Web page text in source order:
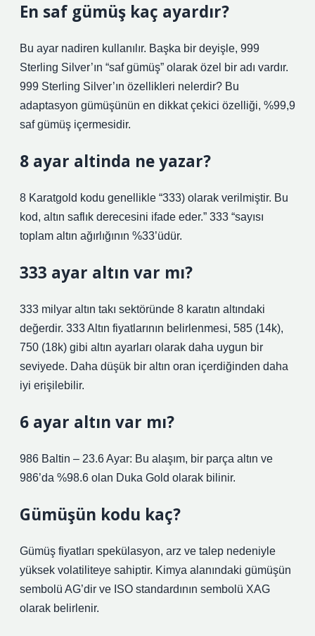
En saf gümüş kaç ayardır?
Bu ayar nadiren kullanılır. Başka bir deyişle, 999
Sterling Silver’ın “saf gümüş” olarak özel bir adı vardır.
999 Sterling Silver’ın özellikleri nelerdir? Bu
adaptasyon gümüşünün en dikkat çekici özelliği, %99,9
saf gümüş içermesidir.
8 ayar altinda ne yazar?
8 Karatgold kodu genellikle “333) olarak verilmiştir. Bu
kod, altın saflık derecesini ifade eder.” 333 “sayısı
toplam altın ağırlığının %33’üdür.
333 ayar altın var mı?
333 milyar altın takı sektöründe 8 karatın altındaki
değerdir. 333 Altın fiyatlarının belirlenmesi, 585 (14k),
750 (18k) gibi altın ayarları olarak daha uygun bir
seviyede. Daha düşük bir altın oran içerdiğinden daha
iyi erişilebilir.
6 ayar altın var mı?
986 Baltin – 23.6 Ayar: Bu alaşım, bir parça altın ve
986’da %98.6 olan Duka Gold olarak bilinir.
Gümüşün kodu kaç?
Gümüş fiyatları spekülasyon, arz ve talep nedeniyle
yüksek volatiliteye sahiptir. Kimya alanındaki gümüşün
sembolü AG’dir ve ISO standardının sembolü XAG
olarak belirlenir.